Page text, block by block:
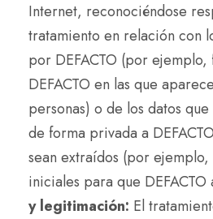
Internet, reconociéndose
tratamiento en relación con
por DEFACTO (por
DEFACTO en las que
personas) o de los datos
de forma privada a
sean extraídos (por
iniciales para que DEFACTO
y legitimación: El